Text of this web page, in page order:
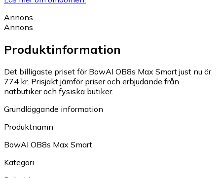
Annons
Annons
Produktinformation
Det billigaste priset för BowAI OB8s Max Smart just nu är
774 kr. Prisjakt jämför priser och erbjudande från
nätbutiker och fysiska butiker.
Grundläggande information
Produktnamn
BowAI OB8s Max Smart
Kategori